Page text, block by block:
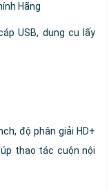
Hãng
USB, dụng cụ lấy
độ phân giải HD+
thao tác cuộn nội